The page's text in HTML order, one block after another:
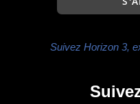
Suivez Horizon 3,